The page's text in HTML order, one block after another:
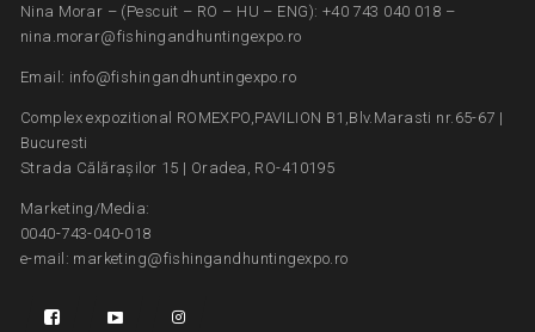
Nina Morar – (Pescuit – RO – HU – ENG): +40 743 040 018 –
nina.morar@fishingandhuntingexpo.ro
Email: info@fishingandhuntingexpo.ro
Complex expozitional ROMEXPO,PAVILION B1,Blv.Marasti nr.65-67 |
Bucuresti
Strada Călărașilor 15 | Oradea, RO-410195
Marketing/Media:
0040-743-040-018
e-mail: marketing@fishingandhuntingexpo.ro